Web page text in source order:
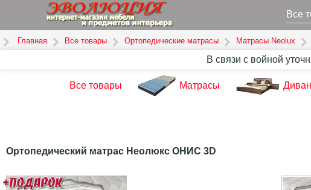
Все
Главная Все товары Ортопедические матрасы Матрасы Neolux
В связи с войной
Все товары Матрасы
Ортопедический матрас Неолюкс ОНИС 3D